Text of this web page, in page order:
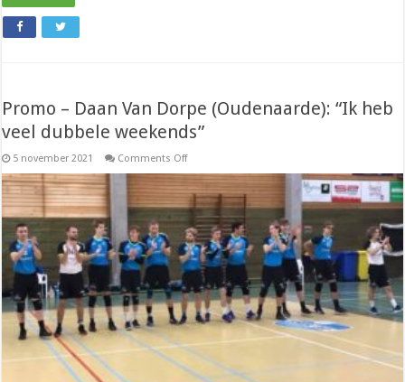
Promo – Daan Van Dorpe (Oudenaarde): “Ik heb
veel dubbele weekends”
5 november 2021 Comments Offon
Daan
Van
Dorpe
(Oudenaarde):
“Ik
heb
veel
dubbele
weekends”